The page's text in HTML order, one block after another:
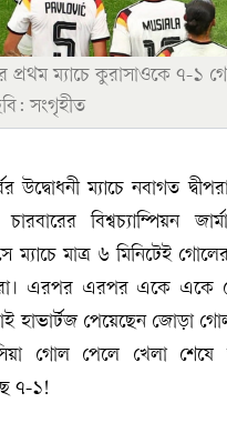
প্রথম ম্যাচে কুরাসাওকে ৭-১
সংগৃহীত
উদ্বোধনী ম্যাচে নবাগত
বিশ্বচ্যাম্পিয়ন
সে ম্যাচে মাত্র ৬ মিনিটেই
এরপর এরপর একে একে
হাভার্টজ পেয়েছেন জোড়া
গোল পেলে খেলা শেষে
৭-১!